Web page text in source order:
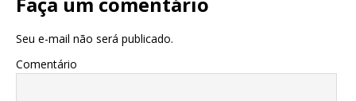
Seu e-mail não será publicado.
Comentário